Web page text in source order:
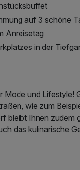
auf 3 schöne
Anreisetag
in der
Mode und Lifestyle!
wie zum
bleibt Ihnen zudem
das kulinarische
Nutzung /